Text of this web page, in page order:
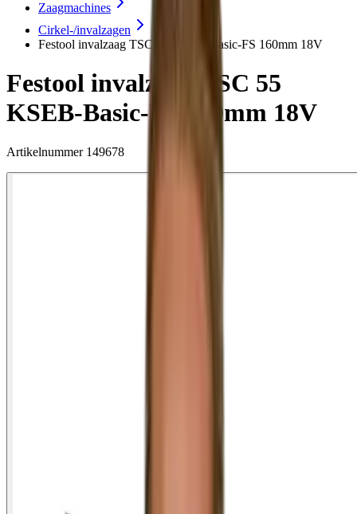
Zaagmachines
Cirkel-/invalzagen
Festool invalzaag TSC 55 KSEB-Basic-FS 160mm 18V
Festool invalzaag TSC 55
KSEB-Basic-FS 160mm 18V
Artikelnummer 149678